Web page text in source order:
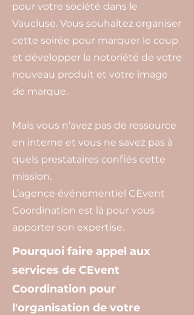
pour votre société dans le
Vaucluse. Vous souhaitez organiser
cette soirée pour marquer le coup
et développer la notoriété de votre
nouveau produit et votre image
de marque.
Mais vous n’avez pas de ressource
en interne et vous ne savez pas à
quels prestataires confiés cette
mission.
L’agence événementiel CEvent
Coordination est là pour vous
apporter son expertise.
Pourquoi faire appel aux
services de CEvent
Coordination pour
l'organisation de votre